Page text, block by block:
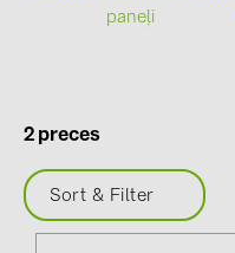
Jaunumi
Katalogi
paneļi
2 preces
Sort & Filter